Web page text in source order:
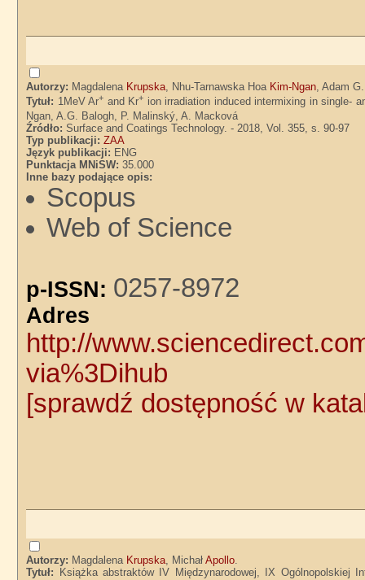
Autorzy: Magdalena Krupska , Nhu-Tarnawska Hoa Kim-Ngan , Adam
Tytuł: 1MeV Ar+ and Kr+ ion irradiation induced intermixing in single-
Ngan, A.G. Balogh, P. Malinský, A. Macková
Źródło:Surface and Coatings Technology. - 2018, Vol. 355, s. 90-97
Typ publikacji:ZAA
Język publikacji: ENG
Punktacja MNiSW:35.000
Inne bazy podające opis:
Scopus
Web of Science
p-ISSN: 0257-8972
http://
via%3Dihub
[sprawdź dostępność w
Autorzy: Magdalena Krupska, MichałApollo.
Tytuł:
Książka abstraktów IV Międzynarodowej, IX Ogólnopolskiej